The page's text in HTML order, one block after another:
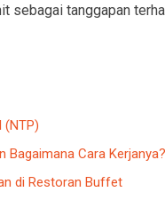
sebagai tanggapan
(NTP)
Cara Kerjanya?
di Restoran Buffet